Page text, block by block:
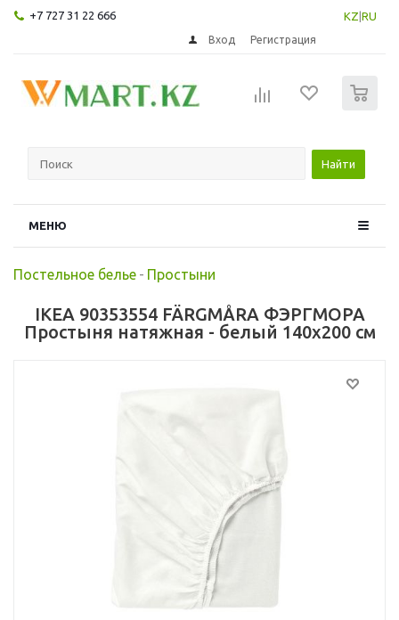
+7 727 31 22 666 KZ RU
Вход Регистрация
Найти
МЕНЮ
Постельное белье - Простыни
IKEA 90353554 FÄRGMÅRA ФЭРГМОРА
Простыня натяжная - белый 140x200 см